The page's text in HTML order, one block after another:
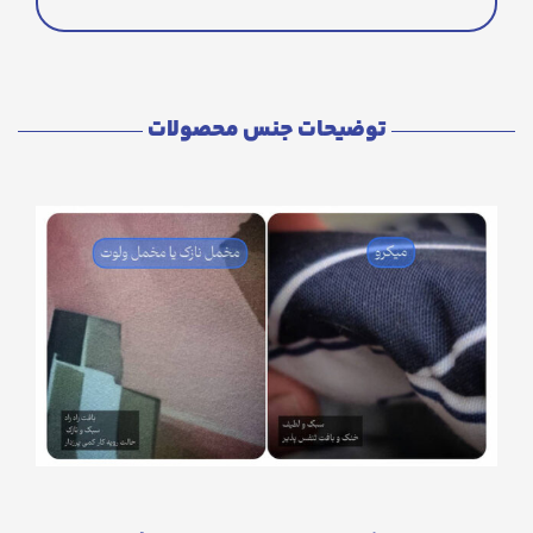
توضیحات جنس محصولات